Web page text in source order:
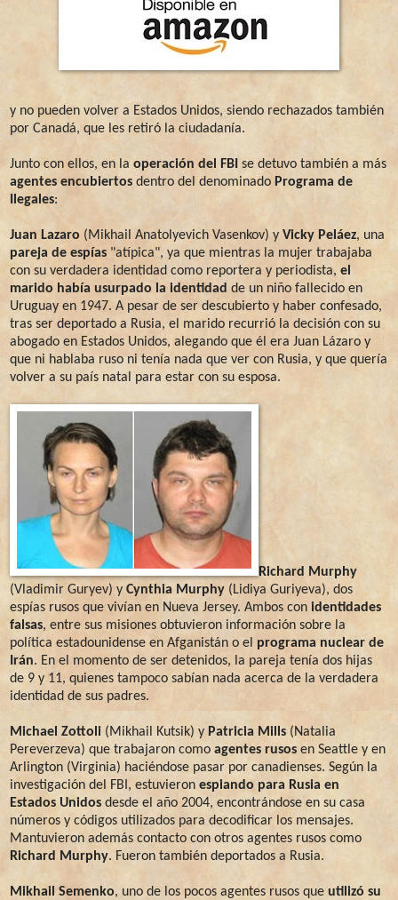
y no pueden volver a Estados Unidos, siendo rechazados también
por Canadá, que les retiró la ciudadanía.
Junto con ellos, en la operación del FBI se detuvo también a más
agentes encubiertos dentro del denominado Programa de
Ilegales:
Juan Lazaro (Mikhail Anatolyevich Vasenkov) y Vicky Peláez, una
pareja de espías "atípica", ya que mientras la mujer trabajaba
con su verdadera identidad como reportera y periodista, el
marido había usurpado la identidad de un niño fallecido en
Uruguay en 1947. A pesar de ser descubierto y haber confesado,
tras ser deportado a Rusia, el marido recurrió la decisión con su
abogado en Estados Unidos, alegando que él era Juan Lázaro y
que ni hablaba ruso ni tenía nada que ver con Rusia, y que quería
volver a su país natal para estar con su esposa.
Richard Murphy
(Vladimir Guryev) y Cynthia Murphy (Lidiya Guriyeva), dos
espías rusos que vivían en Nueva Jersey. Ambos con identidades
falsas, entre sus misiones obtuvieron información sobre la
política estadounidense en Afganistán o el programa nuclear de
Irán. En el momento de ser detenidos, la pareja tenía dos hijas
de 9 y 11, quienes tampoco sabían nada acerca de la verdadera
identidad de sus padres.
Michael Zottoli (Mikhail Kutsik) y Patricia Mills (Natalia
Pereverzeva) que trabajaron como agentes rusos en Seattle y en
Arlington (Virginia) haciéndose pasar por canadienses. Según la
investigación del FBI, estuvieron espiando para Rusia en
Estados Unidos desde el año 2004, encontrándose en su casa
números y códigos utilizados para decodificar los mensajes.
Mantuvieron además contacto con otros agentes rusos como
Richard Murphy. Fueron también deportados a Rusia.
Mikhail Semenko, uno de los pocos agentes rusos que utilizó su